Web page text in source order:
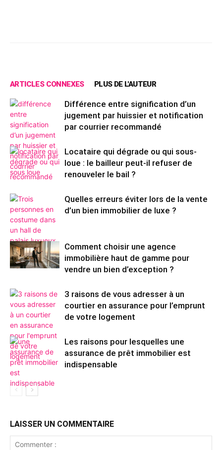
ARTICLES CONNEXES PLUS DE L'AUTEUR
Différence entre signification d’un
jugement par huissier et notification
par courrier recommandé
Locataire qui dégrade ou qui sous-
loue : le bailleur peut-il refuser de
renouveler le bail ?
Quelles erreurs éviter lors de la vente
d’un bien immobilier de luxe ?
Comment choisir une agence
immobilière haut de gamme pour
vendre un bien d’exception ?
3 raisons de vous adresser à un
courtier en assurance pour l’emprunt
de votre logement
Les raisons pour lesquelles une
assurance de prêt immobilier est
indispensable
LAISSER UN COMMENTAIRE